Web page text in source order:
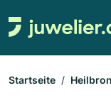
Startseite